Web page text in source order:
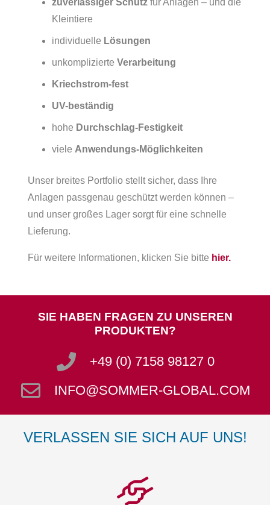
zuverlässiger Schutz für Anlagen – und die
Kleintiere
individuelle Lösungen
unkomplizierteVerarbeitung
Kriechstrom-fest
UV-beständig
hohe Durchschlag-Festigkeit
viele Anwendungs-Möglichkeiten
Unser breites Portfolio stellt sicher, dass Ihre
Anlagen passgenau geschützt werden können –
und unser großes Lager sorgt für eine schnelle
Lieferung.
Für weitere Informationen, klicken Sie bitte hier.
SIE HABEN FRAGEN ZU UNSEREN
PRODUKTEN?
+49 (0) 7158 98127 0
INFO@SOMMER-GLOBAL.COM
VERLASSEN SIE SICH AUF UNS!